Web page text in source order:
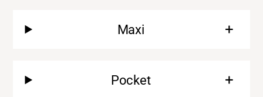
Maxi
Pocket